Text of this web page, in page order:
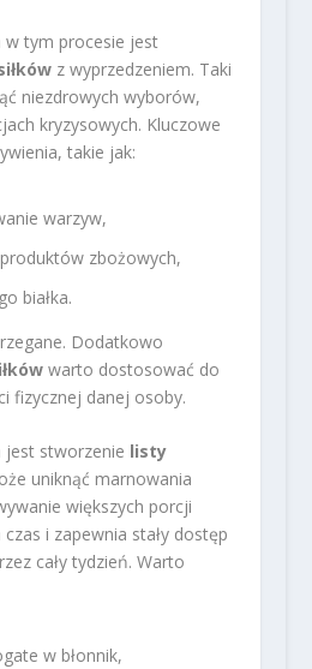
w tym procesie jest
z wyprzedzeniem. Taki
niezdrowych wyborów,
kryzysowych. Kluczowe
takie jak:
warzyw,
zbożowych,
białka.
Dodatkowo
warto dostosować do
fizycznej danej osoby.
jest stworzenie listy
uniknąć marnowania
większych porcji
i zapewnia stały dostęp
cały tydzień. Warto
w błonnik,